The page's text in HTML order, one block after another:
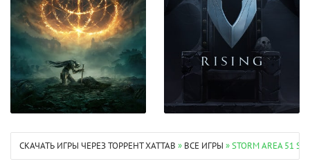
СКАЧАТЬ ИГРЫ ЧЕРЕЗ ТОРРЕНТ XATTAB » ВСЕ ИГРЫ » STORM AREA 51